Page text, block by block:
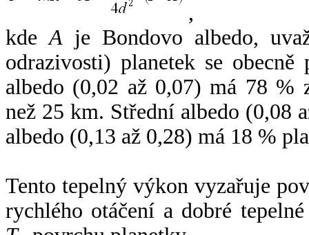
,
kdeA je Bondovo albedo,
odrazivosti) planetek se
albedo (0,02 až 0,07) má 78 %
než 25 km. Střední albedo (0,08
albedo (0,13 až 0,28) má 18 %
Tento tepelný výkon vyzařuje
rychlého otáčení a dobré